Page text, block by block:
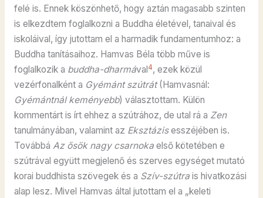
felé is. Ennek köszönhető, hogy aztán magasabb szinten
is elkezdtem foglalkozni a Buddha életével, tanaival és
iskoláival, így jutottam el a harmadik fundamentumhoz: a
Buddha tanításaihoz. Hamvas Béla több műve is
foglalkozik a buddha-dharmával 4, ezek közül
vezérfonalként a Gyémánt szútrát(Hamvasnál:
Gyémántnál keményebb) választottam. Külön
kommentárt is írt ehhez a szútrához, de utal rá a Zen
tanulmányában, valamint az Eksztázisesszéjében is.
Továbbá Az ősök nagy csarnokaelső kötetében e
szútrával együtt megjelenő és szerves egységet mutató
korai buddhista szövegek és a Szív-szútrais hivatkozási
alap lesz. Mivel Hamvas által jutottam el a „keleti